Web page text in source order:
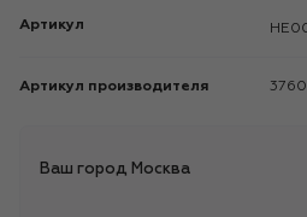
Артикул
Артикул производителя
Ваш город Москва